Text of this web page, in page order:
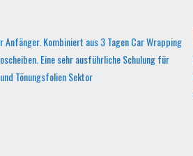
Kombiniert aus 3 Tagen Car Wrapping
Eine sehr ausführliche Schulung für
Tönungsfolien Sektor